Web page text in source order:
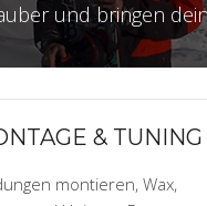
und bringen
& TUNING
montieren, Wax,